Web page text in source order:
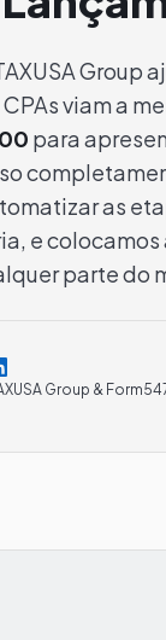
Group
CPAs viam a
para
as
e
parte do
Group &